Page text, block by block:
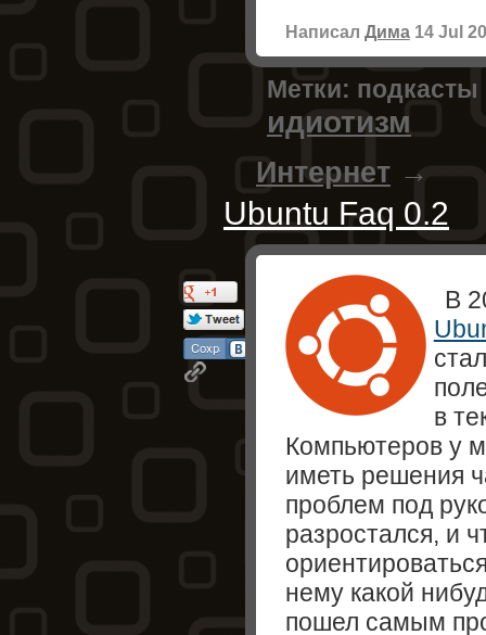
Написал Дима14 Jul
Метки: подкасты
идиотизм
Интернет →
Ubuntu Faq 0.2
В
в
Компьютеров у
иметь решения
проблем под
разростался, и
нему какой
пошел самым